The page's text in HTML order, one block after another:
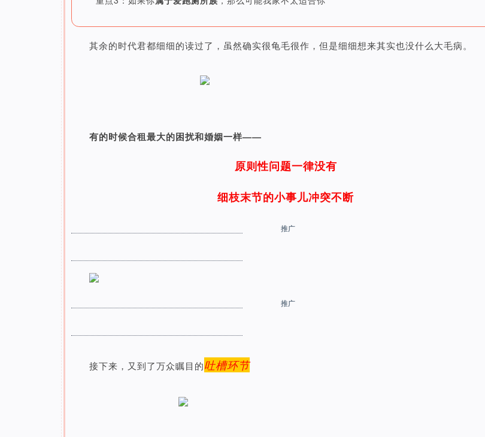
其余的时代君都细细的读过了，虽然确实很龟毛很作，但是细细想来其实也没什么大毛病。
有的时候合租最大的困扰和婚姻一样——
原则性问题一律没有
细枝末节的小事儿冲突不断
推广
推广
接下来，又到了万众瞩目的吐槽环节